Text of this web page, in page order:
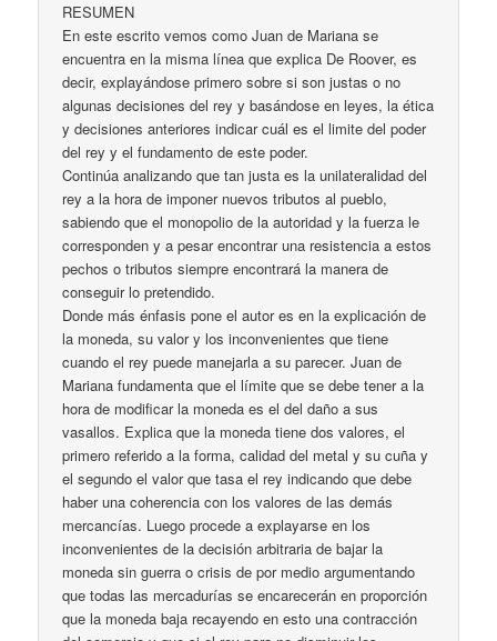
RESUMEN
En este escrito vemos como Juan de Mariana se
encuentra en la misma línea que explica De Roover, es
decir, explayándose primero sobre si son justas o no
algunas decisiones del rey y basándose en leyes, la ética
y decisiones anteriores indicar cuál es el limite del poder
del rey y el fundamento de este poder.
Continúa analizando que tan justa es la unilateralidad del
rey a la hora de imponer nuevos tributos al pueblo,
sabiendo que el monopolio de la autoridad y la fuerza le
corresponden y a pesar encontrar una resistencia a estos
pechos o tributos siempre encontrará la manera de
conseguir lo pretendido.
Donde más énfasis pone el autor es en la explicación de
la moneda, su valor y los inconvenientes que tiene
cuando el rey puede manejarla a su parecer. Juan de
Mariana fundamenta que el límite que se debe tener a la
hora de modificar la moneda es el del daño a sus
vasallos. Explica que la moneda tiene dos valores, el
primero referido a la forma, calidad del metal y su cuña y
el segundo el valor que tasa el rey indicando que debe
haber una coherencia con los valores de las demás
mercancías. Luego procede a explayarse en los
inconvenientes de la decisión arbitraria de bajar la
moneda sin guerra o crisis de por medio argumentando
que todas las mercadurías se encarecerán en proporción
que la moneda baja recayendo en esto una contracción